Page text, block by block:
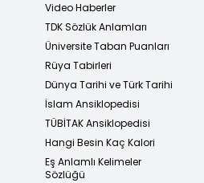
Video Haberler
TDK Sözlük Anlamları
Üniversite Taban Puanları
Rüya Tabirleri
Dünya Tarihi ve Türk Tarihi
İslam Ansiklopedisi
TÜBİTAK Ansiklopedisi
Hangi Besin Kaç Kalori
Eş Anlamlı Kelimeler
Sözlüğü